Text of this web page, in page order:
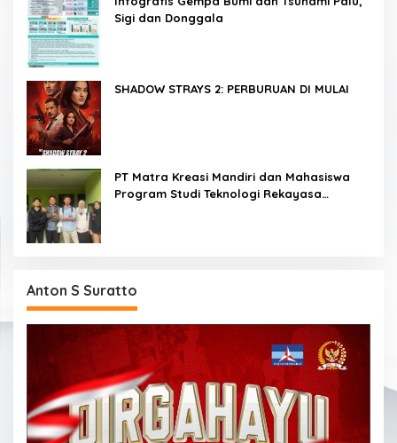
Sigi dan Donggala
SHADOW STRAYS 2: PERBURUAN DI MULAI
PT Matra Kreasi Mandiri dan Mahasiswa
Program Studi Teknologi Rekayasa
Anton S Suratto